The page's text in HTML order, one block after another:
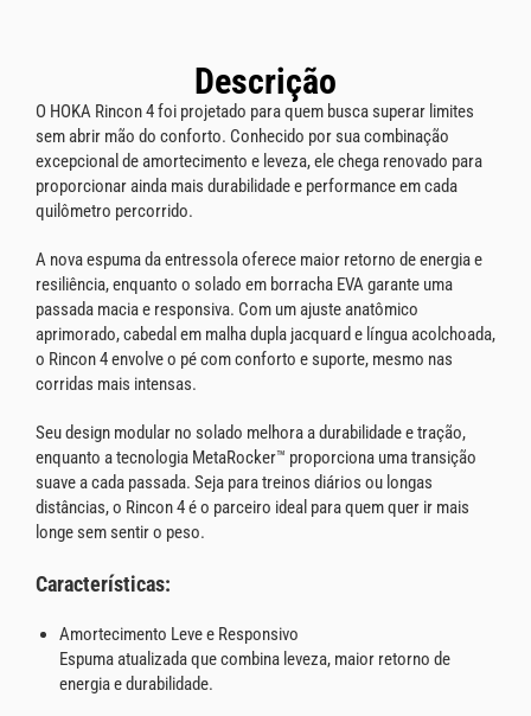
Descrição
O HOKA Rincon 4 foi projetado para quem busca superar limites
sem abrir mão do conforto. Conhecido por sua combinação
excepcional de amortecimento e leveza, ele chega renovado para
proporcionar ainda mais durabilidade e performance em cada
quilômetro percorrido.
A nova espuma da entressola oferece maior retorno de energia e
resiliência, enquanto o solado em borracha EVA garante uma
passada macia e responsiva. Com um ajuste anatômico
aprimorado, cabedal em malha dupla jacquard e língua acolchoada,
o Rincon 4 envolve o pé com conforto e suporte, mesmo nas
corridas mais intensas.
Seu design modular no solado melhora a durabilidade e tração,
enquanto a tecnologia MetaRocker™ proporciona uma transição
suave a cada passada. Seja para treinos diários ou longas
distâncias, o Rincon 4 é o parceiro ideal para quem quer ir mais
longe sem sentir o peso.
Características:
Amortecimento Leve e Responsivo
Espuma atualizada que combina leveza, maior retorno de
energia e durabilidade.